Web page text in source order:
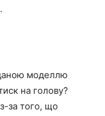
моделлю
на голову?
за того, що